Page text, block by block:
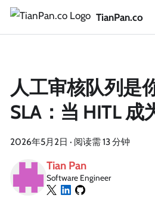
TianPan.co
人工审核队列是
SLA：当 HITL 成
2026年5月2日 · 阅读需 13 分钟
Tian Pan
Software Engineer